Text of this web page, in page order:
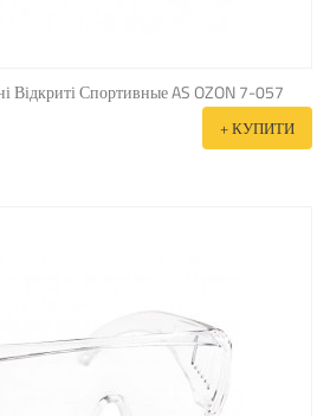
Відкриті Спортивные AS OZON 7-057
+ КУПИТИ